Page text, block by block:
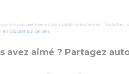
de partenaires de qualité sélectionnés. Toutefois,
en cliquant sur ce lien.
avez aimé ? Partagez